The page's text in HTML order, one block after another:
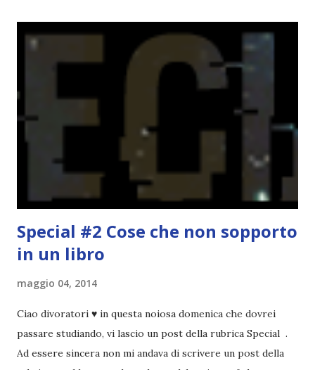
spaziare con i generi letterari e non limitarmi al fantasy.
Per farvi un esempio nel 2015 mi sembra di aver letto
troppi libri impegnativi e davvero pochi libri "leggeri", il
che non è sempre un bene. Credo che sia stata la principale
causa per il mio calo di letture. Comunque, ogni mese -
nessun giorno fisso, però - pubblicherò questo post.
Spero che la rubrica sia di vostro gradimento. GENNAIO
TBR+OBIETTIVI Questa è la mia tbr del mese...
Special #2 Cose che non sopporto
in un libro
maggio 04, 2014
Ciao divoratori ♥ in questa noiosa domenica che dovrei
passare studiando, vi lascio un post della rubrica Special .
Ad essere sincera non mi andava di scrivere un post della